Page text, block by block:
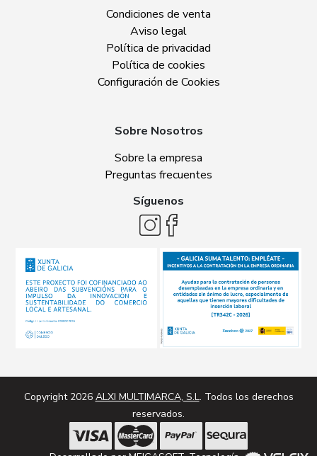
Condiciones de venta
Aviso legal
Política de privacidad
Política de cookies
Configuración de Cookies
Sobre Nosotros
Sobre la empresa
Preguntas frecuentes
Síguenos
Copyright 2026 ALXI MULTIMARCA, S.L. Todos los derechos
reservados.